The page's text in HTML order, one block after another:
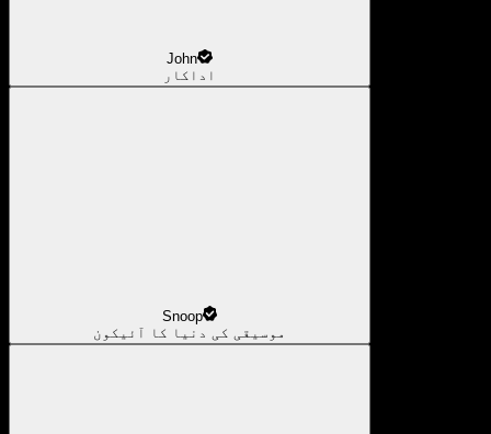
John
اداکار
Snoop
موسیقی کی دنیا کا آئیکون